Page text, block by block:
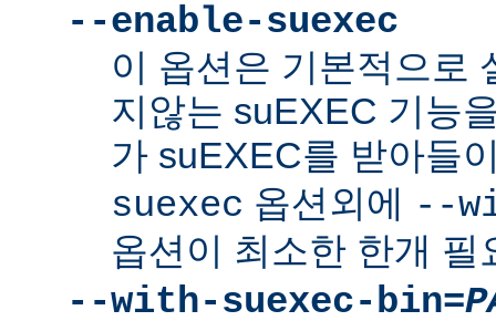
--enable-suexec
이 옵션은 기본적으로
지않는 suEXEC 기능
가 suEXEC를 받아들
suexec 옵션외에
--
옵션이 최소한 한개 필
--with-suexec-bin=